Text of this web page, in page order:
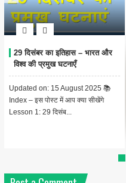
29 दिसंबर का इतिहास – भारत और
विश्व की प्रमुख घटनाएँ
Updated on: 15 August 2025 📚
Index – इस पोस्ट में आप क्या सीखेंगे
Lesson 1: 29 दिसंब...